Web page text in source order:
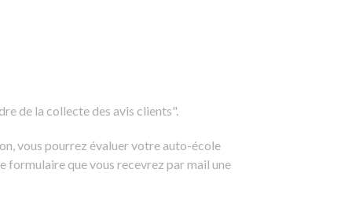
de la collecte des avis clients".
vous pourrez évaluer votre auto-école
formulaire que vous recevrez par mail une